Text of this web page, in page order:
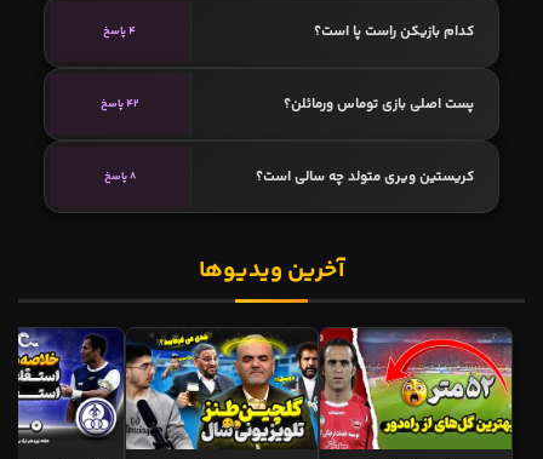
کدام بازیکن راست پا است؟ 4 پاسخ
پست اصلی بازی توماس ورمائلن؟ 42 پاسخ
کریستین ویری متولد چه سالی است؟ 8 پاسخ
آخرین ویدیوها